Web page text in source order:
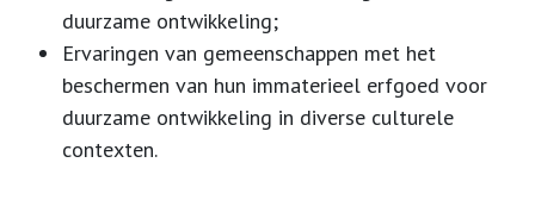
duurzame ontwikkeling;
Ervaringen van gemeenschappen met het
beschermen van hun immaterieel erfgoed voor
duurzame ontwikkeling in diverse culturele
contexten.